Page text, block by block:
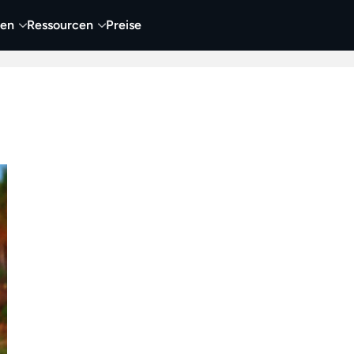
Ressourcen Preise
Video Visueller Content